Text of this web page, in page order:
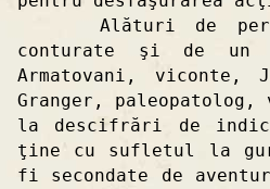
Alături de
conturate şi de un
Armatovani,
Granger,
la descifrări de
ţine cu sufletul la
fi secondate de